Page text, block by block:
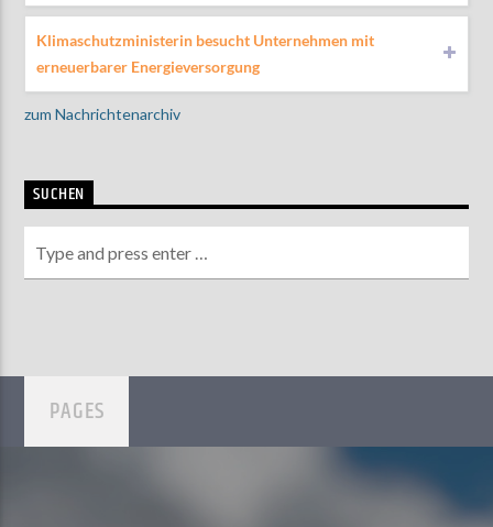
Klimaschutzministerin besucht Unternehmen mit
erneuerbarer Energieversorgung
zum Nachrichtenarchiv
SUCHEN
PAGES